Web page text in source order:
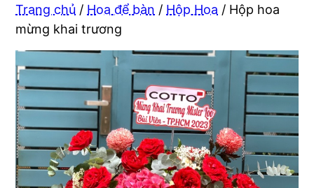
Trang chủ / Hoa để bàn / Hộp Hoa / Hộp hoa
mừng khai trương